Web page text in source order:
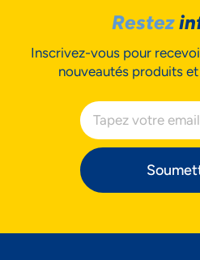
Restez
Inscrivez-vous pour
nouveautés produits